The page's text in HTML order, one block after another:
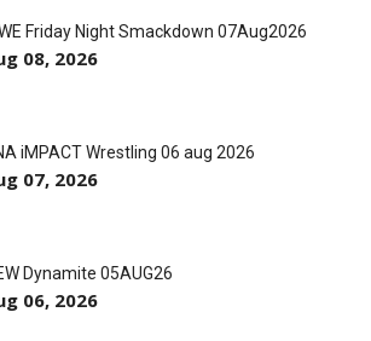
Friday Night Smackdown 07Aug2026
08, 2026
iMPACT Wrestling 06 aug 2026
07, 2026
Dynamite 05AUG26
06, 2026